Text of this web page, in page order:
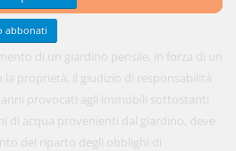
di un giardino pensile, in forza di un
proprietà, il giudizio di responsabilità
provocati agli immobili sottostanti
di acqua provenienti dal giardino, deve
del riparto degli obblighi di
abbonati